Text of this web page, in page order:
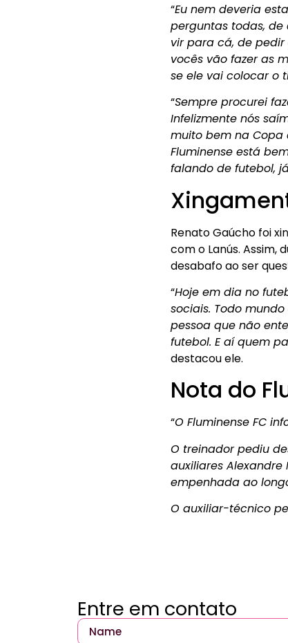
“Eu nem deveria
perguntas todas, de
vir para cá, de
vocês vão fazer as
se ele vai colocar o
“Sempre procurei
Infelizmente nós
muito bem na Copa
Fluminense está
falando de futebol,
Renato Gaúcho foi
com o Lanús. Assim,
desabafo ao ser
“Hoje em dia no
sociais. Todo
pessoa que não
futebol. E aí quem
destacou ele.
Nota do
“O Fluminense FC
O treinador pediu
auxiliares
empenhada ao
O auxiliar-técnico
Entre em contato